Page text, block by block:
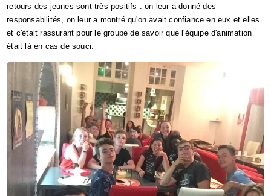
retours des jeunes sont très positifs : on leur a donné des
responsabilités, on leur a montré qu'on avait confiance en eux et elles
et c'était rassurant pour le groupe de savoir que l'équipe d'animation
était là en cas de souci.